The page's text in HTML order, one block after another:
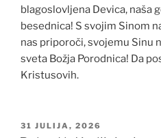
blagoslovljena Devica, naša
besednica! S svojim Sinom
nas priporoči, svojemu Sinu
sveta Božja Porodnica! Da
Kristusovih.
OBJAVLJENO
31 JULIJA, 2026